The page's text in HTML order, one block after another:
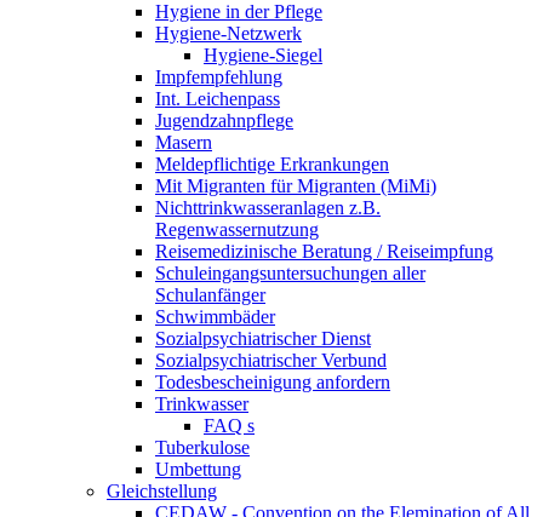
Hygiene in der Pflege
Hygiene-Netzwerk
Hygiene-Siegel
Impfempfehlung
Int. Leichenpass
Jugendzahnpflege
Masern
Meldepflichtige Erkrankungen
Mit Migranten für Migranten (MiMi)
Nichttrinkwasseranlagen z.B.
Regenwassernutzung
Reisemedizinische Beratung / Reiseimpfung
Schuleingangsuntersuchungen aller
Schulanfänger
Schwimmbäder
Sozialpsychiatrischer Dienst
Sozialpsychiatrischer Verbund
Todesbescheinigung anfordern
Trinkwasser
FAQ s
Tuberkulose
Umbettung
Gleichstellung
CEDAW - Convention on the Elemination of All